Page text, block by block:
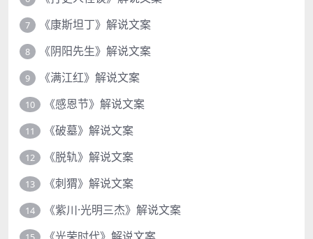
7 《康斯坦丁》解说文案
8 《阴阳先生》解说文案
9 《满江红》解说文案
10 《感恩节》解说文案
11 《破墓》解说文案
12 《脱轨》解说文案
13 《刺猬》解说文案
14 《紫川·光明三杰》解说文案